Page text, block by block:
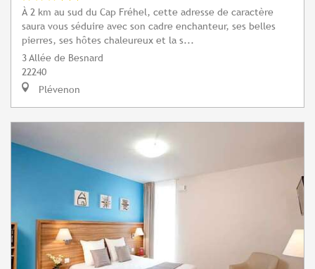
À 2 km au sud du Cap Fréhel, cette adresse de caractère
saura vous séduire avec son cadre enchanteur, ses belles
pierres, ses hôtes chaleureux et la s...
3 Allée de Besnard
22240
Plévenon